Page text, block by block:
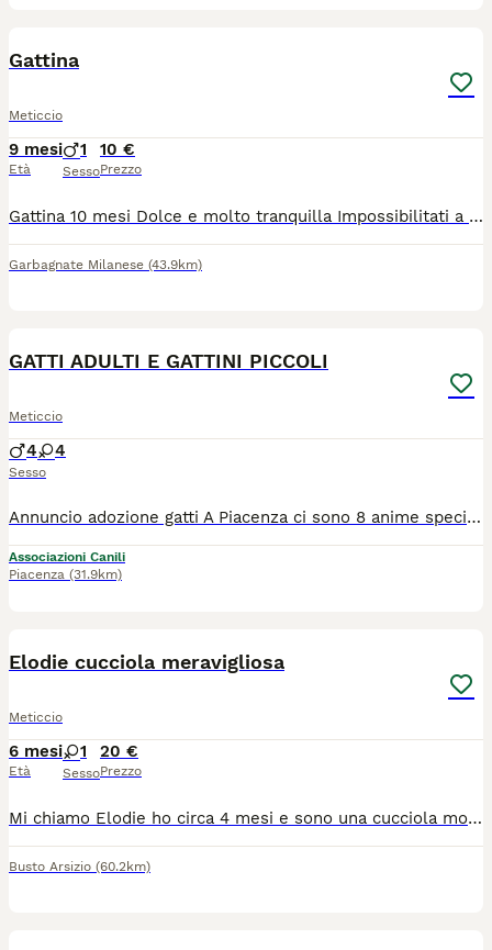
Gattina
Meticcio
9 mesi
Età
1
Sesso
10 €
Prezzo
Gattina 10 mesi Dolce e molto tranquilla Impossibilitati a tenerla per motivi di lavoro Siamo sempre assenti
Garbagnate Milanese (43.9km)
GATTI ADULTI E GATTINI PICCOLI
Meticcio
4 4
Sesso
Annuncio adozione gatti A Piacenza ci sono 8 anime speciali che aspettano una casa. Ognuno di loro merita amore, sicurezza e una nuova possibilità. Due fratelli di 12 anni Hanno passato una vita insieme. Non chiedono molto: un divano, qualche carezza, e restare uniti. Adozione solo di coppia. Tre adulti di 7 anni Un tigrato curioso e affettuoso Una bianca e nera dolcissima Una tigrata vivace e coccolona Ognuno adottabile singolarmente. Tre cuccioli di 2 mesi Una femminuccia e due maschietti: energia pura, occhi grandi e tanta voglia di crescere amati. Se vuoi dare una possibilità a uno di loro, o conoscerli di persona, contattami. La loro nuova vita potrebbe cominciare grazie a te.
Associazioni Canili
Piacenza (31.9km)
Elodie cucciola meravigliosa
Meticcio
6 mesi
Età
1
Sesso
20 €
Prezzo
Mi chiamo Elodie ho circa 4 mesi e sono una cucciola molto carina. Come le brave signorine, non dò subito confidenza, ho bisogno di studiare chi mi sta vicino per poi donare tutta la mia fiducia. Adoro le coccole, mi piace giocare anche con gli altri mici. Cerco una famiglia amorevole e paziente per trascorrere insieme momenti indimenticabili. Sono spulciato, svermata, con primo vaccino. La mia mamma è testata fiv del negativa. Prendimi con te... Saprò essere il tuo amico peloso per la vita. Per info nsg WhatsApp al nr 3277475190.Nel video e foto con me c è Mirtillo un micio paziente e dolce. Anche lui cerca casa
Busto Arsizio (60.2km)